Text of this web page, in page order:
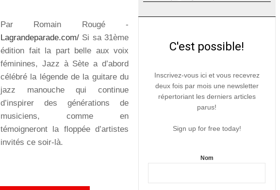
Par Romain Rougé -
Lagrandeparade.com/ Si sa 31ème
édition fait la part belle aux voix
féminines, Jazz à Sète a d’abord
célébré la légende de la guitare du
jazz manouche qui continue
d’inspirer des générations de
musiciens, comme en
témoigneront la floppée d’artistes
invités ce soir-là.
C'est possible!
Inscrivez-vous ici et vous recevrez
deux fois par mois une newsletter
répertoriant les derniers articles
parus!
Sign up for free today!
Nom